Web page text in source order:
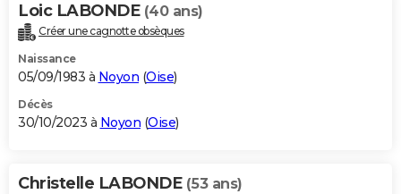
Loic LABONDE (40 ans)
Créer une cagnotte obsèques
Naissance
05/09/1983 à Noyon (Oise)
Décès
30/10/2023 à Noyon (Oise)
Christelle LABONDE (53 ans)